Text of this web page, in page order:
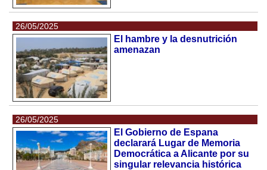
26/05/2025
El hambre y la desnutrición
amenazan
26/05/2025
El Gobierno de Espana
declarará Lugar de Memoria
Democrática a Alicante por su
singular relevancia histórica